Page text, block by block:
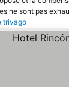
ne sont pas
trivago